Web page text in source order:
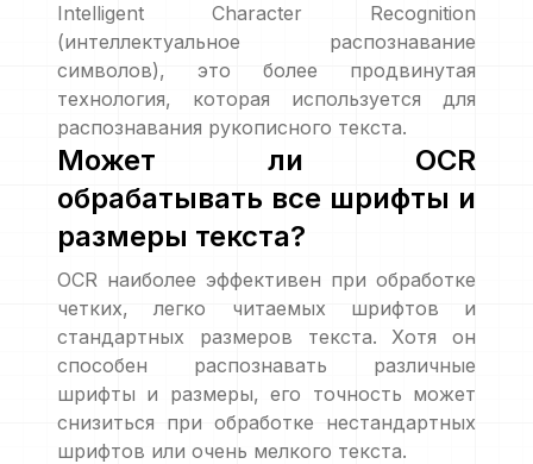
Intelligent Character Recognition
(интеллектуальное распознавание
символов), это более продвинутая
технология, которая используется для
распознавания рукописного текста.
Может ли OCR
обрабатывать все шрифты и
размеры текста?
OCR наиболее эффективен при обработке
четких, легко читаемых шрифтов и
стандартных размеров текста. Хотя он
способен распознавать различные
шрифты и размеры, его точность может
снизиться при обработке нестандартных
шрифтов или очень мелкого текста.